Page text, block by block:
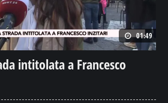
01:49
intitolata a Francesco